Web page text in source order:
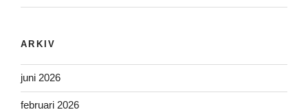
ARKIV
juni 2026
februari 2026